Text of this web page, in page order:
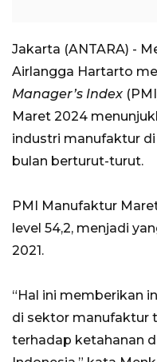
Jakarta (ANTARA) -
Airlangga Hartarto
Manager’s Index
Maret 2024
industri manufaktur di
bulan berturut-turut.
PMI Manufaktur
level 54,2, menjadi
2021.
“Hal ini memberikan
di sektor manufaktur
terhadap ketahanan